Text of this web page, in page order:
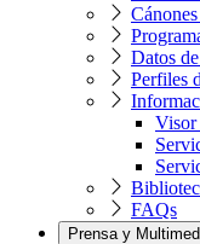
Datos
Perfiles
Visor
FAQs
Prensa y